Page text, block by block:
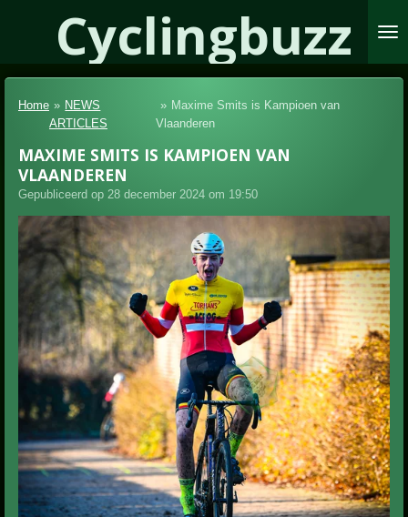
Cyclingbuzz
Home » NEWS
ARTICLES
» Maxime Smits is Kampioen van
Vlaanderen
MAXIME SMITS IS KAMPIOEN VAN
VLAANDEREN
Gepubliceerd op 28 december 2024 om 19:50